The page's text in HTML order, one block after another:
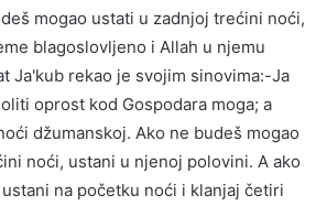
mogao ustati u zadnjoj trećini noći,
blagoslovljeno i Allah u njemu
Ja'kub rekao je svojim sinovima:-Ja
oprost kod Gospodara moga; a
džumanskoj. Ako ne budeš mogao
noći, ustani u njenoj polovini. A ako
na početku noći i klanjaj četiri